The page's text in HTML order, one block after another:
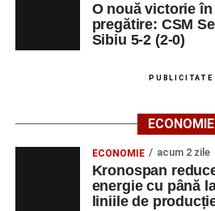
O nouă victorie
pregătire: CSM
Sibiu 5-2 (2-0)
PUBLICITATE
ECONOMIE
ECONOMIE acum 2 zile
Kronospan
energie cu până
liniile de